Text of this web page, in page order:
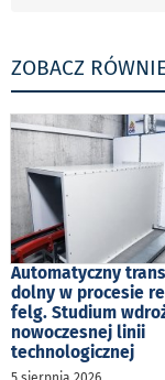
ZOBACZ
Automatyczny
dolny w procesie
felg. Studium
nowoczesnej linii
technologicznej